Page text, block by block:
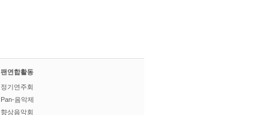
팬연합활동
정기연주회
Pan-음악제
향상음악회